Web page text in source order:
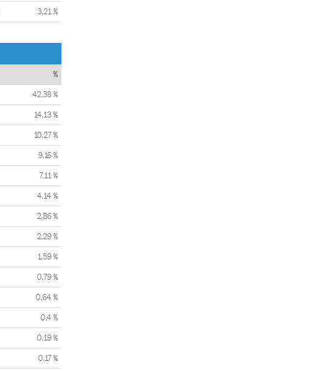
3,21 %
%
42,38 %
14,13 %
10,27 %
9,16 %
7,11 %
4,14 %
2,86 %
2,29 %
1,59 %
0,79 %
0,64 %
0,4 %
0,19 %
0,17 %